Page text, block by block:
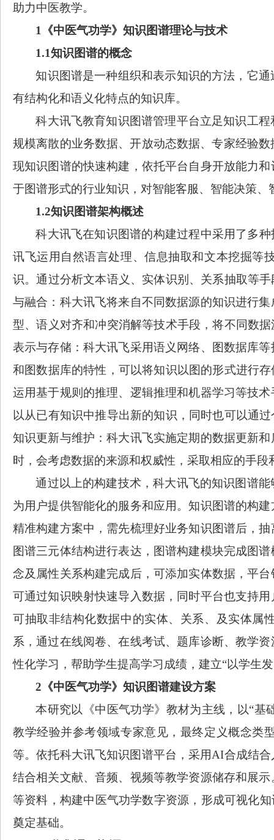
助力中医教学。
1
《中医气功学》知识图谱理论与技术
1.1知识图谱的概念
知识 图谱是一种组织和表示知识的方法，它
有结构化和语义化特点的知识库。
科大讯飞教育知识图谱管理平台立足知识工
规模离散的业务数据、开放动态数据、专家经验
现知识图谱的快速构建，依托平台自身开放能力
于图谱形式的行业知识， 对智能客服、智能决策
1.2知识图谱架构概述
科大讯飞在知识图谱的构建过程中采用了多
讯飞运用自然语言处理、信息抽取和文本挖掘等
识。通过分析文本语义、实体识别、关系抽取等手
与融合：科大讯飞将来自不同数据源的知识进行
型、语义对齐和冲突消解等技术手段，将不同数
表示与存储：科大讯飞采用语义网络、图数据库
和图数据库的特性，可以将知识以图的形式进行
运用基于规则的推理、逻辑推理和机器学习等技
以从已有知识中推导出新的知识，同时也可以通
知识更新与维护：科大讯飞实施定期的数据更新
时，会考虑数据的来源和权威性，采取相应的手
通过以上的构建技术，科大讯飞的知识图谱
为用户提供智能化的服务和应用。知识图谱的构
精准构建方案中，需先梳理好业务知识图谱后，
图谱三元体结构进行表达，图谱构建模块完成图
念及属性关系构建完成后，可添加实体数据，平
可通过知识映射快速导入数据，同时平台也支持
可抽取非结构化数据中的实体、关系、及实体属
系，通过在线阅卷、在线考试、题库诊断、教学
性化学习，帮助学生提高学习成绩，建立“以学生
2 《中医气功学》知识图谱建设方案
本研究以《中医气功学》教材为主线，以“基
教学经验并参考领域专家意见，最终定义概念类
等。依托科大讯飞知识图谱平台 ，采用AI合成结合
结合相关文献、音频、 视频等教学资源储存和展示
等资料， 构建中医气功学数字资源，形成可视化
奠定基础。